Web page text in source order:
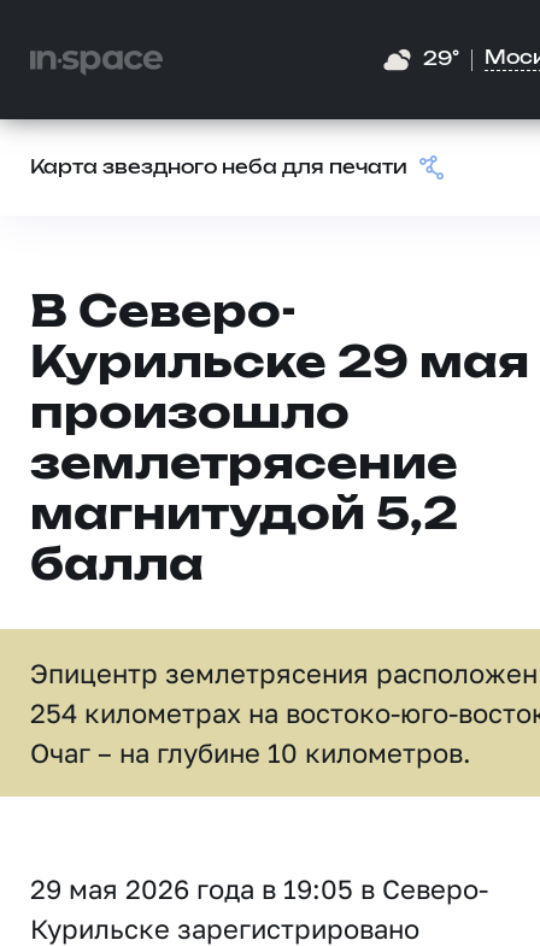
29°
Карта звездного неба для печати
В Северо-
Курильске 29 мая
произошло
землетрясение
магнитудой 5,2
балла
Эпицентр землетрясения
254 километрах на востоко-юго-
Очаг – на глубине 10 километров.
29 мая 2026 года в 19:05 в Северо-
Курильске зарегистрировано